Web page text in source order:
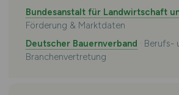
Bundesanstalt für Landwirtschaft
Förderung & Marktdaten
Deutscher Bauernverband · Berufs-
Branchenvertretung